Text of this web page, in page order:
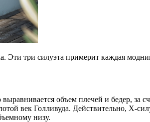
Эти три силуэта примерит каждая
объем плечей и бедер, за
век Голливуда. Действительно, Х-
низу.